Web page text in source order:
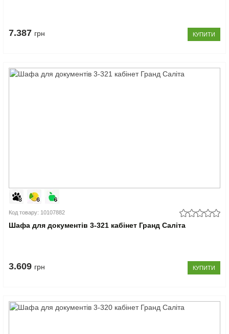
7.387 грн КУПИТИ
Код товару: 10107882
Шафа для документів 3-321 кабінет Гранд Саліта
3.609 грн КУПИТИ